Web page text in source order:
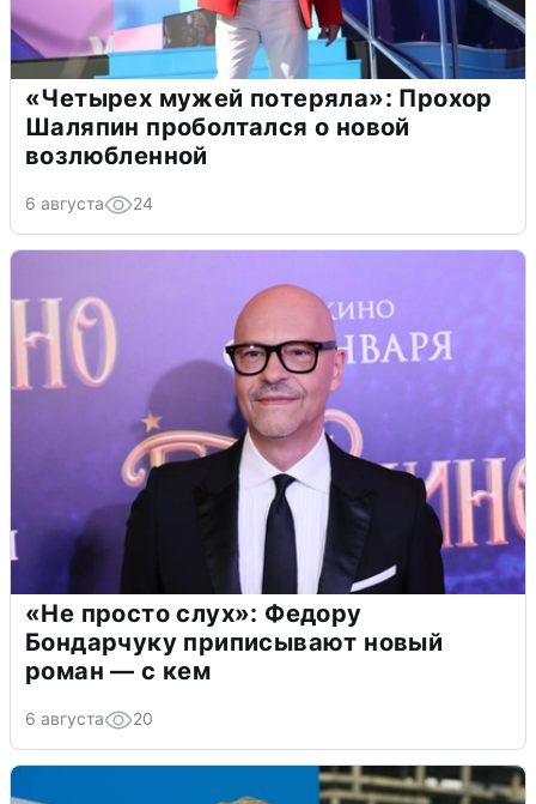
«Четырех мужей потеряла»: Прохор
Шаляпин проболтался о новой
возлюбленной
6 августа 24
«Не просто слух»: Федору
Бондарчуку приписывают новый
роман — с кем
6 августа 20